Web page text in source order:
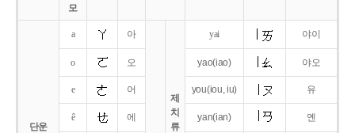
모
단운
a 아
제
치
류
yai 야이
o 오 yao(iao) 야오
e 어 you(iou,iu) 유
ê 에 yan(ian) 옌